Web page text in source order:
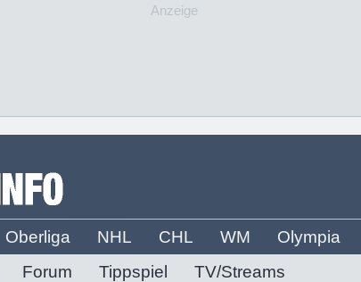
Anzeige
Oberliga NHL CHL WM
Olympia
Forum Tippspiel TV/Streams